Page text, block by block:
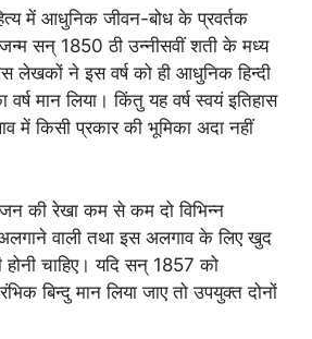
में आधुनिक जीवन-बोध के प्रवर्तक
जन्म सन् 1850 ठी उन्नीसवीं शती के मध्य
लेखकों ने इस वर्ष को ही आधुनिक हिन्दी
मान लिया। किंतु यह वर्ष स्वयं इतिहास
में किसी प्रकार की भूमिका अदा नहीं
की रेखा कम से कम दो विभिन्न
अलगाने वाली तथा इस अलगाव के लिए खुद
होनी चाहिए। यदि सन् 1857 को
बिन्दु मान लिया जाए तो उपयुक्त दोनों